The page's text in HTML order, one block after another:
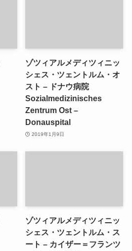
ゾツィアルメディツィニッ
シェス・ツェントルム・オ
スト – ドナウ病院
Sozialmedizinisches
Zentrum Ost –
Donauspital
2019年1月9日
ゾツィアルメディツィニッ
シェス・ツェントルム・ス
ート – カイザー＝フランツ